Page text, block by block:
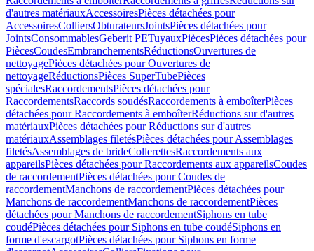
d'autres matériauxAccessoiresPièces détachées pour
AccessoiresColliersObturateursJointsPièces détachées pour
JointsConsommablesGeberit PETuyauxPiècesPièces détachées pour
PiècesCoudesEmbranchementsRéductionsOuvertures de
nettoyagePièces détachées pour Ouvertures de
nettoyageRéductionsPièces SuperTubePièces
spécialesRaccordementsPièces détachées pour
RaccordementsRaccords soudésRaccordements à emboîterPièces
détachées pour Raccordements à emboîterRéductions sur d'autres
matériauxPièces détachées pour Réductions sur d'autres
matériauxAssemblages filetésPièces détachées pour Assemblages
filetésAssemblages de brideCollerettesRaccordements aux
appareilsPièces détachées pour Raccordements aux appareilsCoudes
de raccordementPièces détachées pour Coudes de
raccordementManchons de raccordementPièces détachées pour
Manchons de raccordementManchons de raccordementPièces
détachées pour Manchons de raccordementSiphons en tube
coudéPièces détachées pour Siphons en tube coudéSiphons en
forme d'escargotPièces détachées pour Siphons en forme